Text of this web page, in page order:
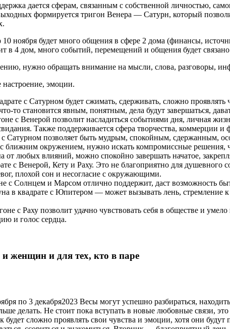
дается сферам, связанным с собственной личностью,
формируется тригон Венера — Сатурн, который
ноября будет много общения в сфере 2 дома (финансы,
в 4 дом, много событий, перемещений и общения будет
нужно обращать внимание на мысли, слова, разговоры,
настроение, эмоции.
с Сатурном будет сжимать, сдерживать, сложно
то становится явным, понятным, дела будут завершаться,
с Венерой позволит насладиться событиями дня, личная
Также поддерживается сфера творчества,
Сатурном позволяет быть мудрым, спокойным, сдержанным,
ближним окружением, нужно искать компромиссные решения,
любых влияний, можно спокойно завершать начатое,
с Венерой, Кету и Раху. Это не благоприятно для душевного
плохой сон и несогласие с окружающими.
с Солнцем и Марсом отлично поддержит, даст возможность
в квадрате с Юпитером — может вызывать лень, стремление
с Раху позволит удачно чувствовать себя в обществе и
и голос сердца.
женщин и для тех, кто в паре
по 3 декабря2023 Весы могут успешно разбираться,
делать. Не стоит пока вступать в новые любовные связи,
сложно проявлять свои чувства и эмоции, хотя они